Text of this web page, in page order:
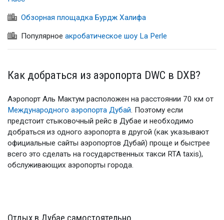
Обзорная площадка Бурдж Халифа
Популярное акробатическое шоу La Perle
Как добраться из аэропорта DWC в DXB?
Аэропорт Аль Мактум расположен на расстоянии 70 км от
Международного аэропорта Дубай. Поэтому если
предстоит стыковочный рейс в Дубае и необходимо
добраться из одного аэропорта в другой (как указывают
официальные сайты аэропортов Дубай) проще и быстрее
всего это сделать на государственных такси RTA taxis),
обслуживающих аэропорты города.
Отдых в Дубае самостоятельно